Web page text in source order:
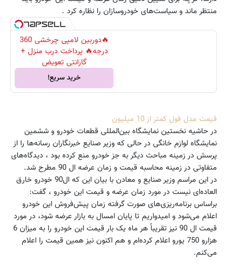
منتظر ماند و سیاست‌های خودروسازان را نظاره کرد .
🔥دوربین لامپی چرخشی 360
درجه🔥 پرداخت درب منزل +
گارانتی تعویض
خرید سریع!
قیمت مدل فول کمتر از 10 میلیون
در حاشیه نخستین نمایشگاه بین‌المللی قطعات خودرو و ششمین
نمایشگاه لوازم خانگی در حالی که وزیر صنایع خبرنگاران رسانه‌ها را از
پرسش در زمینه مباحث دیگر به جز خودرو منع کرده بود ، دیدگاه‌های
متفاوتی در زمینه محاسبه قیمت و زمان عرضه ال 90 مطرح شد.
در این مراسم وزیر صنایع و معادن با بیان این که ال90 خودرو خارق
العاده‌ای نیست در مورد زمان عرضه و قیمت این خودرو ، گفت:
براساس برنامه‌ریزی‌های صورت گرفته زمان پیش‌فروش این خودرو
اعلام می‌شود و امیدواریم تا پایان امسال به بازار عرضه شود، در مورد
قیمت ال 90 نیز تقریباً هر ماه یک بار قیمت این خودرو را به میزان 6
هزارو 750 یورو اعلام کرده‌ام و هم اکنون نیز همین قیمت را اعلام
می‌کنم.